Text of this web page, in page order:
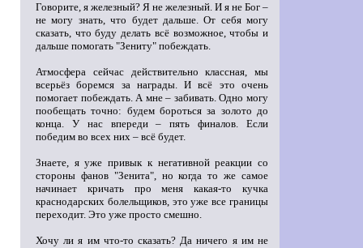
Говорите, я железный? Я не железный. И я не Бог –
не могу знать, что будет дальше. От себя могу
сказать, что буду делать всё возможное, чтобы и
дальше помогать "Зениту" побеждать.
Атмосфера сейчас действительно классная, мы
всерьёз боремся за награды. И всё это очень
помогает побеждать. А мне – забивать. Одно могу
пообещать точно: будем бороться за золото до
конца. У нас впереди – пять финалов. Если
победим во всех них – всё будет.
Знаете, я уже привык к негативной реакции со
стороны фанов "Зенита", но когда то же самое
начинает кричать про меня какая-то кучка
краснодарских болельщиков, это уже все границы
переходит. Это уже просто смешно.
Хочу ли я им что-то сказать? Да ничего я им не